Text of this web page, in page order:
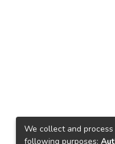
We collect and
following purposes: